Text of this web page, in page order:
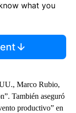
what you
Marco Rubio,
También aseguró
productivo” en